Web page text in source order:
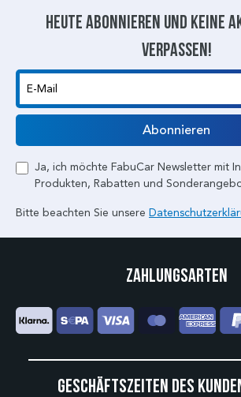
Heute abonnieren und keine
verpassen!
E-Mail
Abonnieren
Ja, ich möchte FabuCar Newsletter mit
Produkten, Rabatten und
Bitte beachten Sie unsere
Geschäftszeiten des
Zahlungsarten